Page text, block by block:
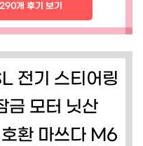
개 후기 보기
전기 스티어링
금 모터 닛산
환 마쓰다 M6